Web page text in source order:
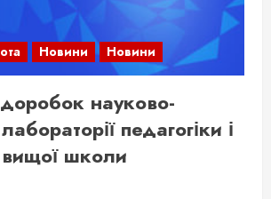
Новини Новини
науково-
педагогіки і
вищої школи